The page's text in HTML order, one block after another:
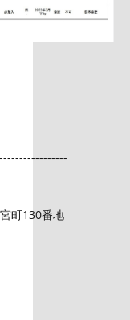
町130番地